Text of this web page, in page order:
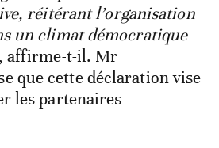
réitérant l’organisation
un climat démocratique
affirme-t-il. Mr
que cette déclaration vise
les partenaires